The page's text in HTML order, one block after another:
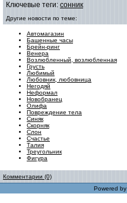
Ключевые теги: сонник
Другие новости по теме:
Автомагазин
Башенные часы
Брейн-ринг
Венера
Возлюбленный, возлюбленная
Грусть
Любимый
Любовник, любовница
Негодяй
Неформал
Новобранец
Олифа
Повреждение тела
Синяк
Скорняк
Слон
Счастье
Талия
Треугольник
Фигура
Комментарии (0)
Powered by